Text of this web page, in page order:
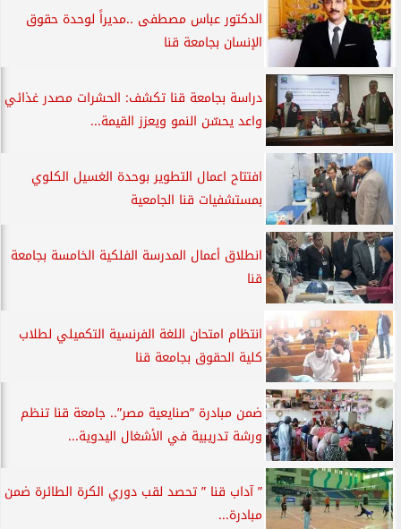
الدكتور عباس مصطفى ..مديراً لوحدة حقوق
الإنسان بجامعة قنا
دراسة بجامعة قنا تكشف: الحشرات مصدر غذائي
واعد يحسّن النمو ويعزز القيمة...
افتتاح اعمال التطوير بوحدة الغسيل الكلوي
بمستشفيات قنا الجامعية
انطلاق أعمال المدرسة الفلكية الخامسة بجامعة
قنا
انتظام امتحان اللغة الفرنسية التكميلي لطلاب
كلية الحقوق بجامعة قنا
ضمن مبادرة ”صنايعية مصر”.. جامعة قنا تنظم
ورشة تدريبية في الأشغال اليدوية...
” آداب قنا ” تحصد لقب دوري الكرة الطائرة ضمن
مبادرة...